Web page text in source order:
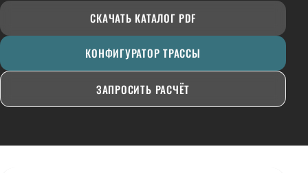
СКАЧАТЬ КАТАЛОГ PDF
КОНФИГУРАТОР ТРАССЫ
ЗАПРОСИТЬ РАСЧЁТ